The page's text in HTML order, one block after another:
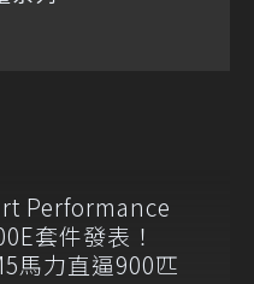
Performance
套件發表！
馬力直逼900匹